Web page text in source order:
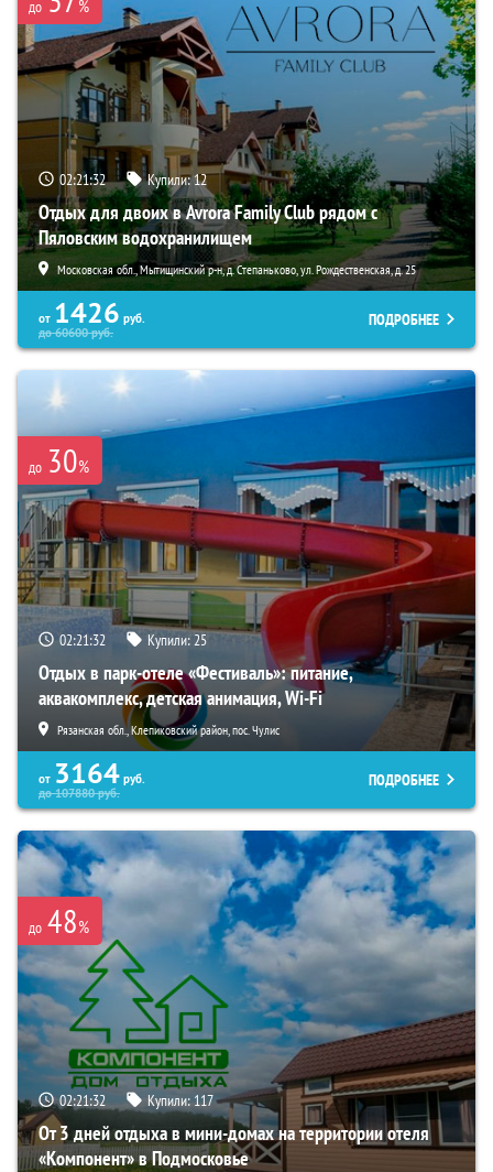
до %
02:21:31 Купили:12
Отдых для двоих в Avrora Family Club рядом с
Пяловским водохранилищем
Московская обл., Мытищинский р-н, д. Степаньково, ул. Рождественская, д. 25
от 1426 руб.
до60600руб.
ПОДРОБНЕЕ
до 30%
02:21:31 Купили:25
Отдых в парк-отеле «Фестиваль»: питание,
аквакомплекс, детская анимация, Wi-Fi
Рязанская обл., Клепиковский район, пос. Чулис
от 3164 руб.
до107880руб.
ПОДРОБНЕЕ
до 48%
02:21:31 Купили: 117
От 3 дней отдыха в мини-домах на территории отеля
«Компонент» в Подмосковье